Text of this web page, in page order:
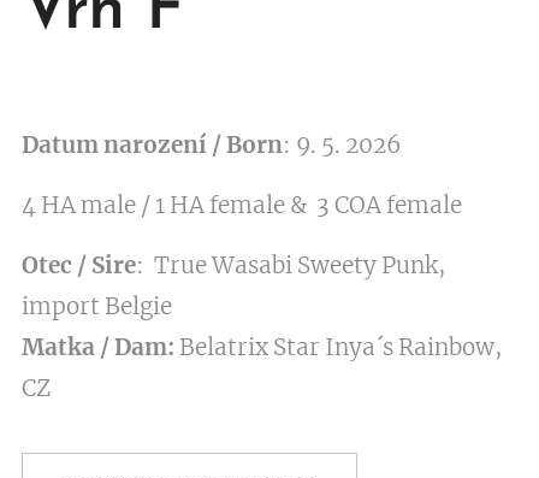
Datum narození / Born: 9. 5. 2026
4 HA male / 1 HA female & 3 COA female
Otec / Sire: True Wasabi Sweety Punk,
import Belgie
Matka / Dam: Belatrix Star Inya´s Rainbow,
CZ